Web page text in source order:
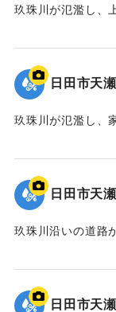
玖珠川が氾濫し、
2020/7/6｜固有コー
日田市天
玖珠川が氾濫し、
2020/7/6｜固有コー
日田市天
玖珠川沿いの道路
2020/7/6｜固有コー
日田市天